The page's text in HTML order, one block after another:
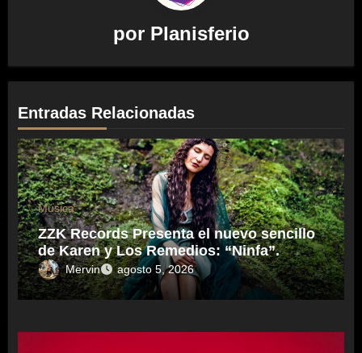
por Planisferio
Entradas Relacionadas
Música
ZZK Records Presenta el nuevo sencillo
de Karen y Los Remedios: “Ninfa”.
Mervin agosto 5, 2026